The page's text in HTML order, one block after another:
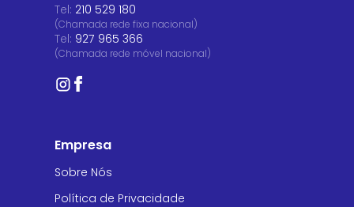
Tel: 210 529 180
(Chamada rede fixa nacional)
Tel: 927 965 366
(Chamada rede móvel nacional)
Empresa
Sobre Nós
Política de Privacidade